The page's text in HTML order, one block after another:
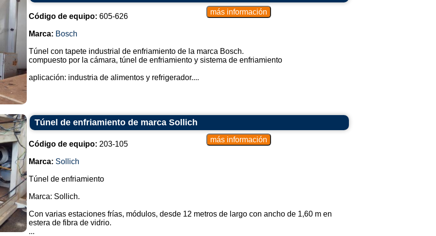
Código de equipo: 605-626
Marca: Bosch
Túnel con tapete industrial de enfriamiento de la marca Bosch.
compuesto por la cámara, túnel de enfriamiento y sistema de enfriamiento
aplicación: industria de alimentos y refrigerador....
Túnel de enfriamiento de marca Sollich
Código de equipo: 203-105
Marca: Sollich
Túnel de enfriamiento
Marca: Sollich.
Con varias estaciones frías, módulos, desde 12 metros de largo con ancho de 1,60 m en
estera de fibra de vidrio.
...